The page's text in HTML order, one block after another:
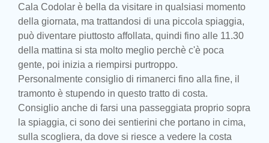
Cala Codolar è bella da visitare in qualsiasi momento
della giornata, ma trattandosi di una piccola spiaggia,
può diventare piuttosto affollata, quindi fino alle 11.30
della mattina si sta molto meglio perchè c'è poca
gente, poi inizia a riempirsi purtroppo.
Personalmente consiglio di rimanerci fino alla fine, il
tramonto è stupendo in questo tratto di costa.
Consiglio anche di farsi una passeggiata proprio sopra
la spiaggia, ci sono dei sentierini che portano in cima,
sulla scogliera, da dove si riesce a vedere la costa